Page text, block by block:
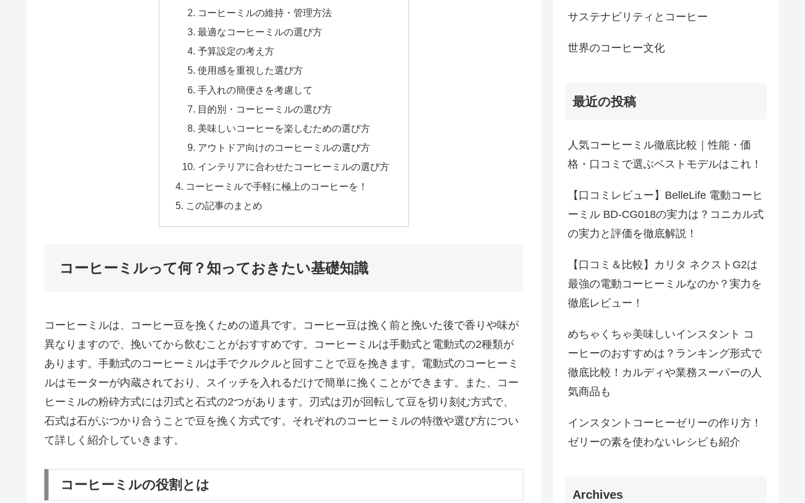
コーヒーミルの維持・管理方法
最適なコーヒーミルの選び方
予算設定の考え方
使用感を重視した選び方
手入れの簡便さを考慮して
目的別・コーヒーミルの選び方
美味しいコーヒーを楽しむための選び方
アウトドア向けのコーヒーミルの選び方
インテリアに合わせたコーヒーミルの選び方
コーヒーミルで手軽に極上のコーヒーを！
この記事のまとめ
コーヒーミルって何？知っておきたい基礎知識
コーヒーミルは、コーヒー豆を挽くための道具です。コーヒー豆は挽く前と挽いた後で香りや味が
異なりますので、挽いてから飲むことがおすすめです。コーヒーミルは手動式と電動式の2種類が
あります。手動式のコーヒーミルは手でクルクルと回すことで豆を挽きます。電動式のコーヒーミ
ルはモーターが内蔵されており、スイッチを入れるだけで簡単に挽くことができます。また、コー
ヒーミルの粉砕方式には刃式と石式の2つがあります。刃式は刃が回転して豆を切り刻む方式で、
石式は石がぶつかり合うことで豆を挽く方式です。それぞれのコーヒーミルの特徴や選び方につい
て詳しく紹介していきます。
コーヒーミルの役割とは
サステナビリティとコーヒー
世界のコーヒー文化
最近の投稿
人気コーヒーミル徹底比較｜性能・価
格・口コミで選ぶベストモデルはこれ！
【口コミレビュー】BelleLife 電動コーヒ
ーミル BD-CG018の実力は？コニカル式
の実力と評価を徹底解説！
【口コミ＆比較】カリタ ネクストG2は
最強の電動コーヒーミルなのか？実力を
徹底レビュー！
めちゃくちゃ美味しいインスタント コ
ーヒーのおすすめは？ランキング形式で
徹底比較！カルディや業務スーパーの人
気商品も
インスタントコーヒーゼリーの作り方！
ゼリーの素を使わないレシピも紹介
Archives